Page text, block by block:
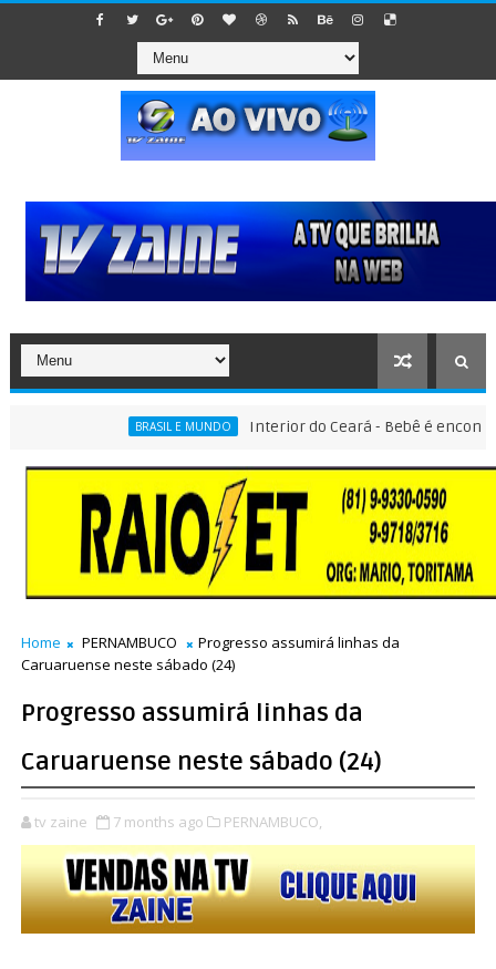
BRASIL E MUNDO Interior do Ceará - Bebê é encontrado
Home PERNAMBUCO
Progresso assumirá linhas da
Caruaruense neste sábado (24)
Progresso assumirá linhas da
Caruaruense neste sábado (24)
tv zaine 7 months ago PERNAMBUCO,